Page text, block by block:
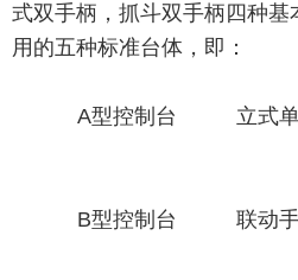
式双手柄，抓斗双手柄四种
用的五种标准台体，即：
A型控制台 立式单手
B型控制台 联动手柄